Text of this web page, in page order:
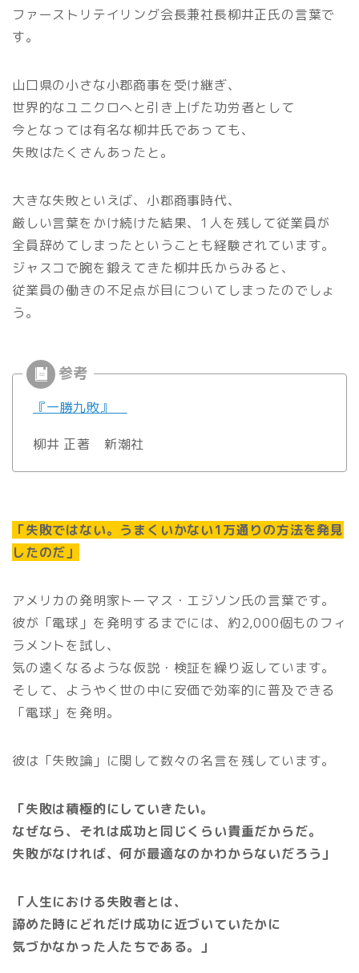
ファーストリテイリング会長兼社長柳井正氏の言葉で
す。
山口県の小さな小郡商事を受け継ぎ、
世界的なユニクロへと引き上げた功労者として
今となっては有名な柳井氏であっても、
失敗はたくさんあったと。
大きな失敗といえば、小郡商事時代、
厳しい言葉をかけ続けた結果、1人を残して従業員が
全員辞めてしまったということも経験されています。
ジャスコで腕を鍛えてきた柳井氏からみると、
従業員の働きの不足点が目についてしまったのでしょ
う。
『一勝九敗』
柳井 正著 新潮社
「失敗ではない。うまくいかない1万通りの方法を発見
したのだ」
アメリカの発明家トーマス・エジソン氏の言葉です。
彼が「電球」を発明するまでには、約2,000個ものフィ
ラメントを試し、
気の遠くなるような仮説・検証を繰り返しています。
そして、ようやく世の中に安価で効率的に普及できる
「電球」を発明。
彼は「失敗論」に関して数々の名言を残しています。
「失敗は積極的にしていきたい。
なぜなら、それは成功と同じくらい貴重だからだ。
失敗がなければ、何が最適なのかわからないだろう」
「人生における失敗者とは、
諦めた時にどれだけ成功に近づいていたかに
気づかなかった人たちである。」